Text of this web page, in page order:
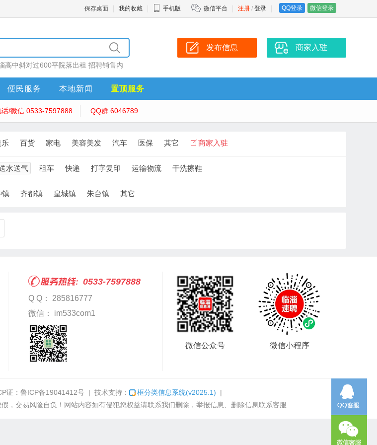
注册 / 登录 QQ登录 微信登录
保存桌面 我的收藏 手机版 微信平台
高中斜对过600平院落出租 招聘销售内
医药招聘
发布信息 商家入驻
便民服务 本地新闻 置顶服务
话/微信:0533-7597888 QQ群:6046789
乐 百货 家电 美容美发 汽车 医保 其它 商家入驻
水送气 租车 快递 打字复印 运输物流 干洗擦鞋
镇 齐都镇 皇城镇 朱台镇 其它
0533-7597888
Q Q： 285816777
微信： im533com1
微信公众号 微信小程序
证： 鲁ICP备19041412号 | 技术支持： 框分类信息系统(v2025.1) |
，交易风险自负！网站内容如有侵犯您权益请联系我们删除，举报信息、删除信息联系客服